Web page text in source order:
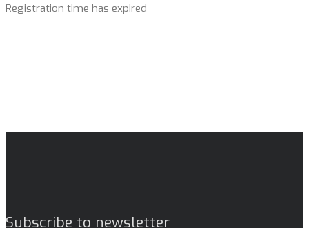
Registration time has expired
Subscribe to newsletter